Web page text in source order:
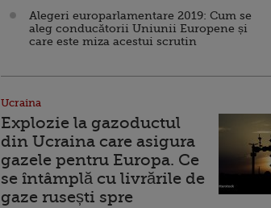
Alegeri europarlamentare 2019: Cum se
aleg conducătorii Uniunii Europene și
care este miza acestui scrutin
Ucraina
Explozie la gazoductul
din Ucraina care asigura
gazele pentru Europa. Ce
se întâmplă cu livrările de
gaze rusești spre